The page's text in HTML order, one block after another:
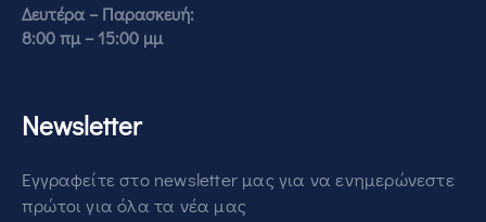
Δευτέρα – Παρασκευή:
8:00 πμ – 15:00 μμ
Newsletter
Εγγραφείτε στο newsletter μας για να ενημερώνεστε
πρώτοι για όλα τα νέα μας